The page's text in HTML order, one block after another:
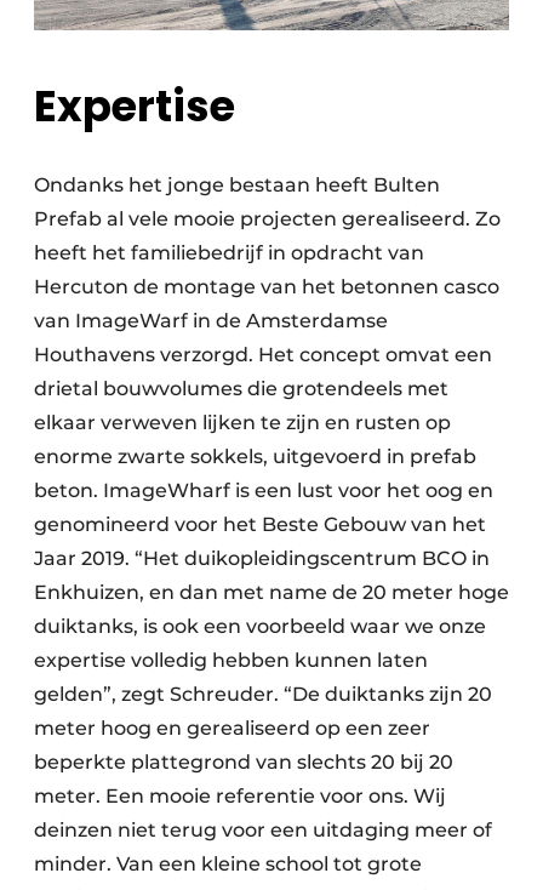
Expertise
Ondanks het jonge bestaan heeft Bulten
Prefab al vele mooie projecten gerealiseerd. Zo
heeft het familiebedrijf in opdracht van
Hercuton de montage van het betonnen casco
van ImageWarf in de Amsterdamse
Houthavens verzorgd. Het concept omvat een
drietal bouwvolumes die grotendeels met
elkaar verweven lijken te zijn en rusten op
enorme zwarte sokkels, uitgevoerd in prefab
beton. ImageWharf is een lust voor het oog en
genomineerd voor het Beste Gebouw van het
Jaar 2019. “Het duikopleidingscentrum BCO in
Enkhuizen, en dan met name de 20 meter hoge
duiktanks, is ook een voorbeeld waar we onze
expertise volledig hebben kunnen laten
gelden”, zegt Schreuder. “De duiktanks zijn 20
meter hoog en gerealiseerd op een zeer
beperkte plattegrond van slechts 20 bij 20
meter. Een mooie referentie voor ons. Wij
deinzen niet terug voor een uitdaging meer of
minder. Van een kleine school tot grote